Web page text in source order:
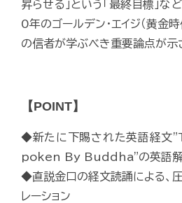
昇らせる」という「最終目標」
0年のゴールデン・エイジ（黄金
の信者が学ぶべき重要論点が示
【POINT】
◆新たに下賜された英語経
poken By Buddha"の英語
◆直説金口の経文読誦による、
レーション